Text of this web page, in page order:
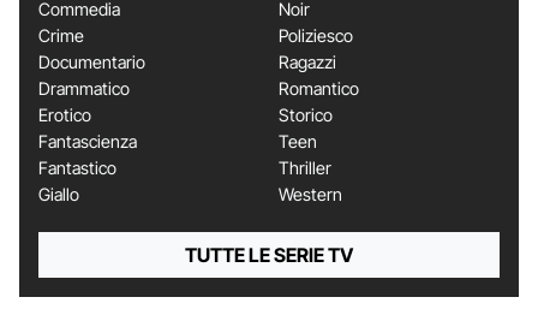
Commedia
Crime
Documentario
Drammatico
Erotico
Fantascienza
Fantastico
Giallo
Noir
Poliziesco
Ragazzi
Romantico
Storico
Teen
Thriller
Western
TUTTE LE SERIE TV